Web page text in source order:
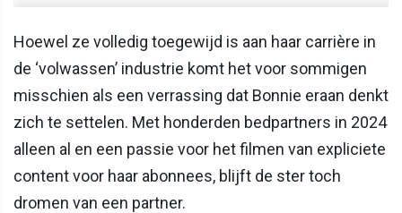
Hoewel ze volledig toegewijd is aan haar carrière in
de ‘volwassen’ industrie komt het voor sommigen
misschien als een verrassing dat Bonnie eraan denkt
zich te settelen. Met honderden bedpartners in 2024
alleen al en een passie voor het filmen van expliciete
content voor haar abonnees, blijft de ster toch
dromen van een partner.